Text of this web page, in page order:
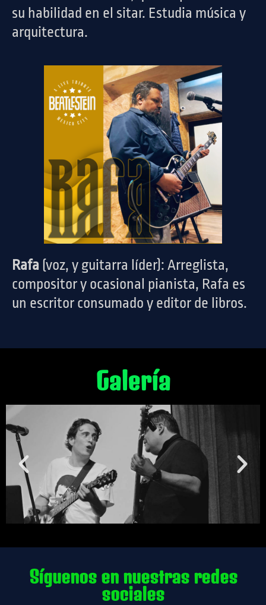
su habilidad en el sitar. Estudia música y
arquitectura.
Rafa (voz, y guitarra líder): Arreglista,
compositor y ocasional pianista, Rafa es
un escritor consumado y editor de libros.
Galería
Síguenos en nuestras redes
sociales